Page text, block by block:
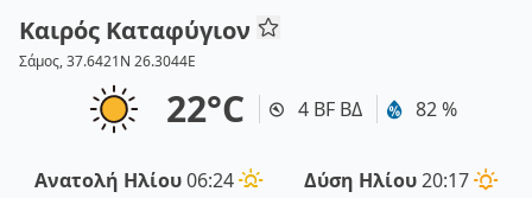
Καιρός Καταφύγιον
Σάμος, 37.6421N 26.3044E
22°C 4 BF ΒΔ 82 %
Ανατολή Ηλίου06:24 Δύση Ηλίου20:17